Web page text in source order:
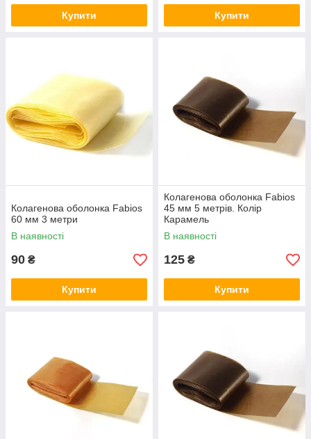
Купити Купити
Колагенова оболонка Fabios
60 мм 3 метри
В наявності
90 ₴
Купити
Колагенова оболонка Fabios
45 мм 5 метрів. Колір
Карамель
В наявності
125 ₴
Купити